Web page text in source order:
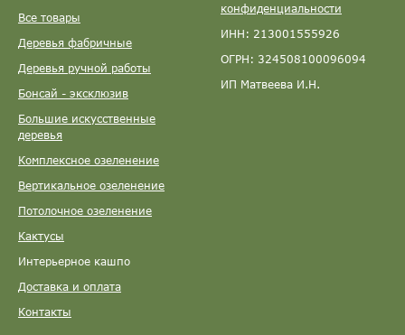
Все товары
Деревья фабричные
Деревья ручной работы
Бонсай - эксклюзив
Большие искусственные
деревья
Комплексное озеленение
Вертикальное озеленение
Потолочное озеленение
Кактусы
Интерьерное кашпо
Доставка и оплата
Контакты
конфиденциальности
ИНН: 213001555926
ОГРН: 324508100096094
ИП Матвеева И.Н.